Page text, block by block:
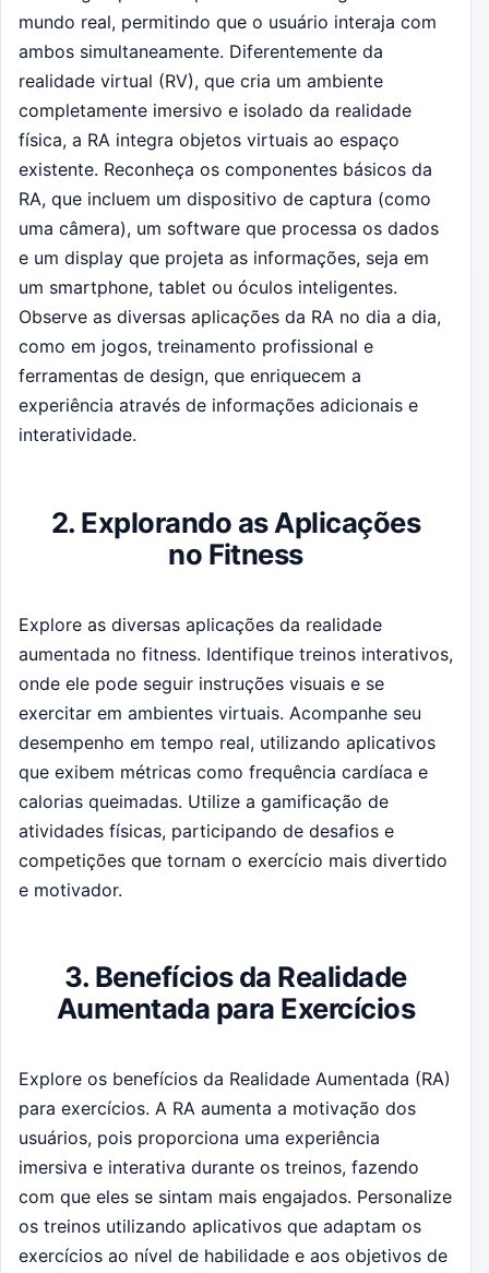
mundo real, permitindo que o usuário interaja com
ambos simultaneamente. Diferentemente da
realidade virtual (RV), que cria um ambiente
completamente imersivo e isolado da realidade
física, a RA integra objetos virtuais ao espaço
existente. Reconheça os componentes básicos da
RA, que incluem um dispositivo de captura (como
uma câmera), um software que processa os dados
e um display que projeta as informações, seja em
um smartphone, tablet ou óculos inteligentes.
Observe as diversas aplicações da RA no dia a dia,
como em jogos, treinamento profissional e
ferramentas de design, que enriquecem a
experiência através de informações adicionais e
interatividade.
2. Explorando as Aplicações
no Fitness
Explore as diversas aplicações da realidade
aumentada no fitness. Identifique treinos interativos,
onde ele pode seguir instruções visuais e se
exercitar em ambientes virtuais. Acompanhe seu
desempenho em tempo real, utilizando aplicativos
que exibem métricas como frequência cardíaca e
calorias queimadas. Utilize a gamificação de
atividades físicas, participando de desafios e
competições que tornam o exercício mais divertido
e motivador.
3. Benefícios da Realidade
Aumentada para Exercícios
Explore os benefícios da Realidade Aumentada (RA)
para exercícios. A RA aumenta a motivação dos
usuários, pois proporciona uma experiência
imersiva e interativa durante os treinos, fazendo
com que eles se sintam mais engajados. Personalize
os treinos utilizando aplicativos que adaptam os
exercícios ao nível de habilidade e aos objetivos de